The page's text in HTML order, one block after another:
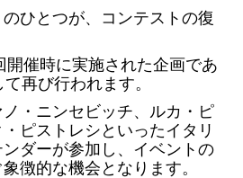
ひとつが、コンテストの復
開催時に実施された企画であ
再び行われます。
・ニンセビッチ、ルカ・ピ
ピストレシといったイタリ
ダーが参加し、イベントの
徴的な機会となります。